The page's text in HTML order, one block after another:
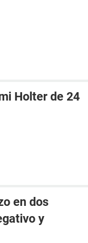
Holter de 24
en dos
y